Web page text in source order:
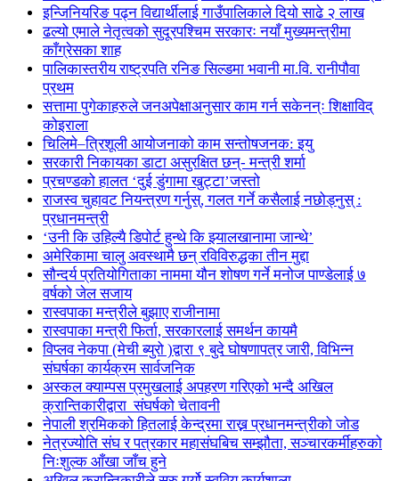
इन्जिनियरिङ पढ्न विद्यार्थीलाई गाउँपालिकाले दियो साढे २ लाख
ढल्यो एमाले नेतृत्वको सुदूरपश्चिम सरकारः नयाँ मुख्यमन्त्रीमा
काँग्रेसका शाह
पालिकास्तरीय राष्ट्रपति रनिङ सिल्डमा भवानी मा.वि. रानीपौवा
प्रथम
सत्तामा पुगेकाहरुले जनअपेक्षाअनुसार काम गर्न सकेनन्ः शिक्षाविद्
कोइराला
चिलिमे–त्रिशूली आयोजनाको काम सन्तोषजनक: इयु
सरकारी निकायका डाटा असुरक्षित छन्- मन्त्री शर्मा
प्रचण्डको हालत ‘दुई डुंगामा खुट्टा’जस्तो
राजस्व चुहावट नियन्त्रण गर्नुस्, गलत गर्ने कसैलाई नछोड्नुस् :
प्रधानमन्त्री
‘उनी कि उहिल्यै डिपोर्ट हुन्थे कि झ्यालखानामा जान्थे’
अमेरिकामा चालु अवस्थामै छन् रविविरुद्धका तीन मुद्दा
सौन्दर्य प्रतियोगिताका नाममा यौन शोषण गर्ने मनोज पाण्डेलाई ७
वर्षको जेल सजाय
रास्वपाका मन्त्रीले बुझाए राजीनामा
रास्वपाका मन्त्री फिर्ता, सरकारलाई समर्थन कायमै
विप्लव नेकपा (मेची ब्युरो )द्वारा ९ बुदे घोषणापत्र जारी, विभिन्न
संघर्षका कार्यक्रम सार्वजनिक
अस्कल क्याम्पस प्रमुखलाई अपहरण गरिएको भन्दै अखिल
क्रान्तिकारीद्वारा संघर्षको चेतावनी
नेपाली श्रमिकको हितलाई केन्द्रमा राख्न प्रधानमन्त्रीको जोड
नेत्रज्योति संघ र पत्रकार महासंघबिच सम्झौता, सञ्चारकर्मीहरुको
निःशुल्क आँखा जाँच हुने